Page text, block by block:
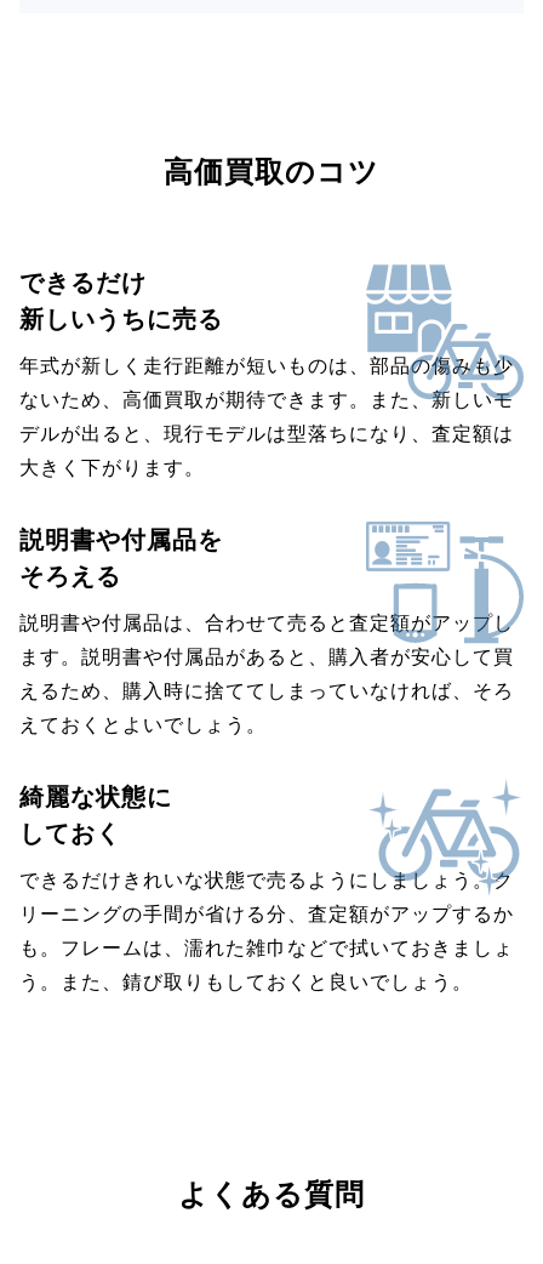
高価買取のコツ
できるだけ
新しいうちに売る
年式が新しく走行距離が短いものは、部品の傷みも少
ないため、高価買取が期待できます。また、新しいモ
デルが出ると、現行モデルは型落ちになり、査定額は
大きく下がります。
説明書や付属品を
そろえる
説明書や付属品は、合わせて売ると査定額がアップし
ます。説明書や付属品があると、購入者が安心して買
えるため、購入時に捨ててしまっていなければ、そろ
えておくとよいでしょう。
綺麗な状態に
しておく
できるだけきれいな状態で売るようにしましょう。ク
リーニングの手間が省ける分、査定額がアップするか
も。フレームは、濡れた雑巾などで拭いておきましょ
う。また、錆び取りもしておくと良いでしょう。
よくある質問